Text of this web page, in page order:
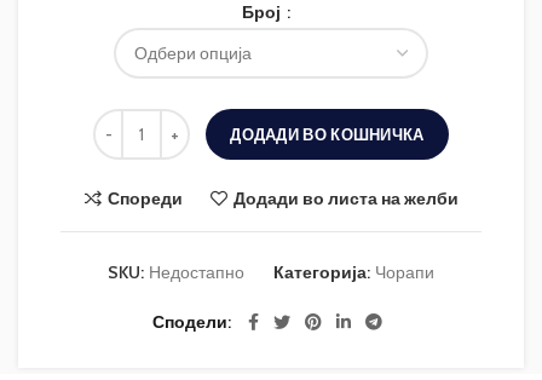
Број
ДОДАДИ ВО КОШНИЧКА
Спореди Додади во листа на желби
SKU: Недостапно Категорија: Чорапи
Сподели